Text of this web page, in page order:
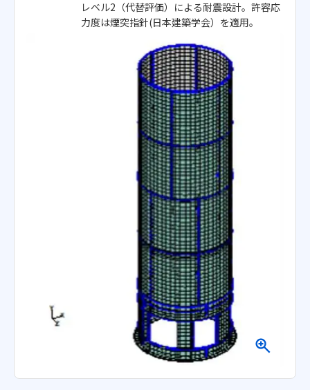
レベル2（代替評価）による耐震設計。許容応
力度は煙突指針(日本建築学会）を適用。